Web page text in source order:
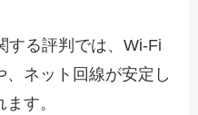
する評判では、Wi-Fi
ネット回線が安定し
す。